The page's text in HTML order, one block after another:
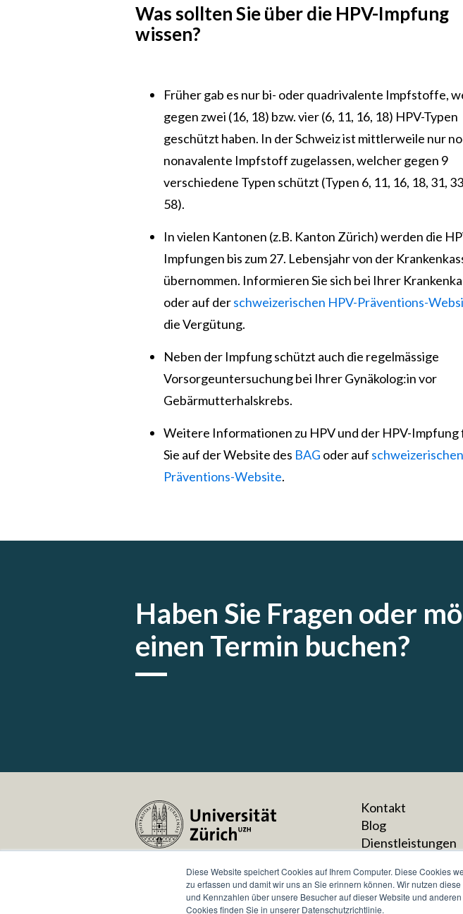
Diese Website speichert Cookies auf Ihrem Computer. Diese Cookies
zu erfassen und damit wir uns an Sie erinnern können. Wir nutzen
und Kennzahlen über unsere Besucher auf dieser Website und
Cookies finden Sie in unserer Datenschutzrichtlinie.
Was sollten Sie über die HPV-Impfung
wissen?
Früher gab es nur bi- oder quadrivalente Impfstoffe,
gegen zwei (16, 18) bzw. vier (6, 11, 16, 18) HPV-Typen
geschützt haben. In der Schweiz ist mittlerweile nur
nonavalente Impfstoff zugelassen, welcher gegen 9
verschiedene Typen schützt (Typen 6, 11, 16, 18, 31,
58).
In vielen Kantonen (z.B. Kanton Zürich) werden die
Impfungen bis zum 27. Lebensjahr von der
übernommen. Informieren Sie sich bei Ihrer
oder auf derschweizerischen HPV-Präventions-
die Vergütung.
Neben der Impfung schützt auch die regelmässige
Vorsorgeuntersuchung bei Ihrer Gynäkolog:in vor
Gebärmutterhalskrebs.
Weitere Informationen zu HPV und der HPV-Impfung
Sie auf der Website des BAG oder auf
Präventions-Website.
Haben Sie Fragen oder
einen Termin buchen?
Universität Zurich
Zentrum für Reisemedizin
Kontakt
Blog
Dienstleistungen
Datenschutz
Impressum